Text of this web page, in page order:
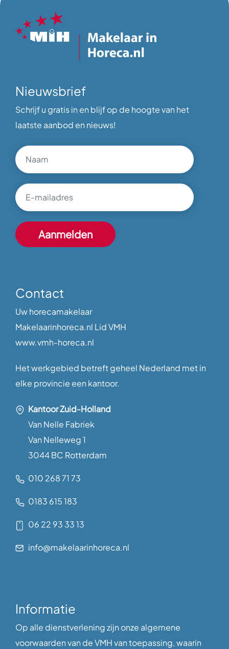
Nieuwsbrief
Schrijf u gratis in en blijf op de hoogte van het
laatste aanbod en nieuws!
Contact
Uw horecamakelaar
Makelaarinhoreca.nl Lid VMH
www.vmh-horeca.nl
Het werkgebied betreft geheel Nederland met in
elke provincie een kantoor.
Kantoor Zuid-Holland
Van Nelle Fabriek
Van Nelleweg 1
3044 BC Rotterdam
010 268 71 73
0183 615 183
06 22 93 33 13
info@makelaarinhoreca.nl
Informatie
Op alle dienstverlening zijn onze algemene
voorwaarden van de VMH van toepassing, waarin